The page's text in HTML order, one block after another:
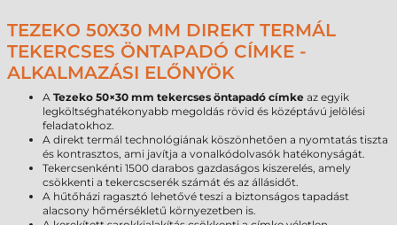
TEZEKO 50X30 MM DIREKT TERMÁL
TEKERCSES ÖNTAPADÓ CÍMKE -
ALKALMAZÁSI ELŐNYÖK
A Tezeko 50×30 mm tekercses öntapadó címke az egyik
legköltséghatékonyabb megoldás rövid és középtávú jelölési
feladatokhoz.
A direkt termál technológiának köszönhetően a nyomtatás tiszta
és kontrasztos, ami javítja a vonalkódolvasók hatékonyságát.
Tekercsenkénti 1500 darabos gazdaságos kiszerelés, amely
csökkenti a tekercscserék számát és az állásidőt.
A hűtőházi ragasztó lehetővé teszi a biztonságos tapadást
alacsony hőmérsékletű környezetben is.